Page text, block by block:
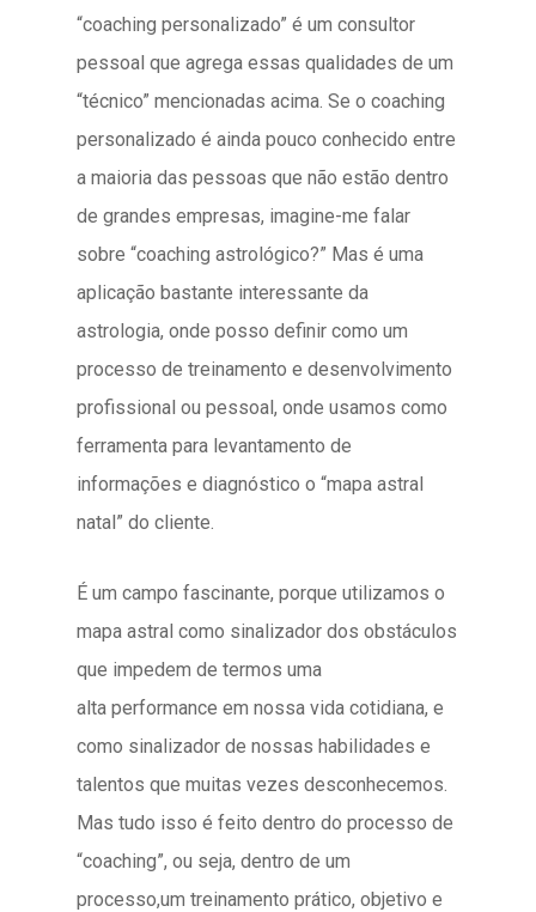
“coaching personalizado” é um consultor
pessoal que agrega essas qualidades de um
“técnico” mencionadas acima. Se o coaching
personalizado é ainda pouco conhecido entre
a maioria das pessoas que não estão dentro
de grandes empresas, imagine-me falar
sobre “coaching astrológico?” Mas é uma
aplicação bastante interessante da
astrologia, onde posso definir como um
processo de treinamento e desenvolvimento
profissional ou pessoal, onde usamos como
ferramenta para levantamento de
informações e diagnóstico o “mapa astral
natal” do cliente.
É um campo fascinante, porque utilizamos o
mapa astral como sinalizador dos obstáculos
que impedem de termos uma
alta performance em nossa vida cotidiana, e
como sinalizador de nossas habilidades e
talentos que muitas vezes desconhecemos.
Mas tudo isso é feito dentro do processo de
“coaching”, ou seja, dentro de um
processo,um treinamento prático, objetivo e